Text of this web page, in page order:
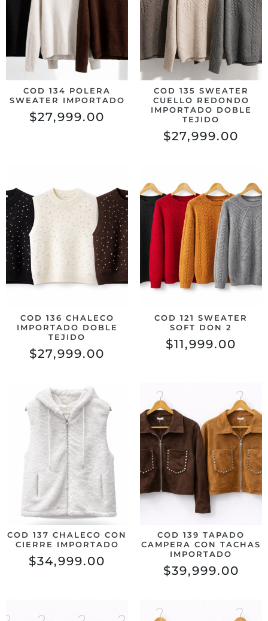
COD 134 POLERA
SWEATER IMPORTADO
$27,999.00
COD 135 SWEATER
CUELLO REDONDO
IMPORTADO DOBLE
TEJIDO
$27,999.00
COD 136 CHALECO
IMPORTADO DOBLE
TEJIDO
$27,999.00
COD 121 SWEATER
SOFT DON 2
$11,999.00
COD 137 CHALECO CON
CIERRE IMPORTADO
$34,999.00
COD 139 TAPADO
CAMPERA CON TACHAS
IMPORTADO
$39,999.00